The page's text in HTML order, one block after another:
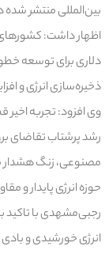
بین‌المللی منتشر
اظهار داشت: کشورهای
دلاری برای توسعه
ذخیره‌سازی انرژی و
وی افزود: تجربه
رشد پرشتاب تقاضای
مصنوعی، زنگ هشدار
حوزه انرژی پایدار و
رجبی‌مشهدی با تاکید
انرژی خورشیدی و